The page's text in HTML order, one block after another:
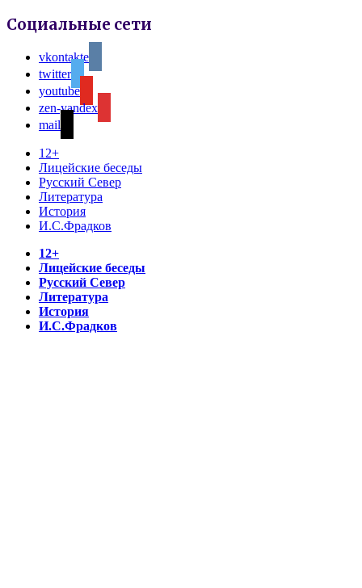
Социальные сети
vkontakte
twitter
youtube
zen-yandex
mail
12+
Лицейские беседы
Русский Север
Литература
История
И.С.Фрадков
12+
Лицейские беседы
Русский Север
Литература
История
И.С.Фрадков